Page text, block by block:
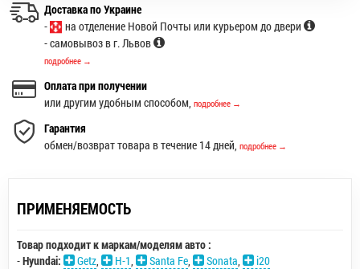
Доставка по Украине
-
на отделение Новой Почты или курьером до двери
- самовывоз в г. Львов
подробнее →
Оплата при получении
или другим удобным способом, подробнее →
Гарантия
обмен/возврат товара в течение 14 дней, подробнее →
ПРИМЕНЯЕМОСТЬ
Товар подходит к маркам/моделям авто :
-Hyundai: Getz H-1 Santa Fe Sonata
i20